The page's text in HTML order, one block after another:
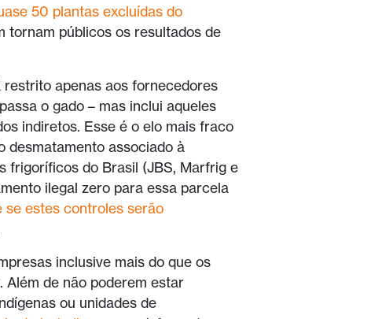
50 plantas excluídas do
tornam públicos os resultados de
apenas aos fornecedores
o gado – mas inclui aqueles
indiretos. Esse é o elo mais fraco
desmatamento associado à
frigoríficos do Brasil (JBS, Marfrig e
ilegal zero para essa parcela
se estes controles serão
inclusive mais do que os
Além de não poderem estar
ou unidades de